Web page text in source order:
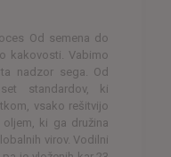
Od semena do
kakovosti. Vabimo
nadzor sega. Od
standardov, ki
vsako rešitvijo
ki ga družina
virov. Vodilni